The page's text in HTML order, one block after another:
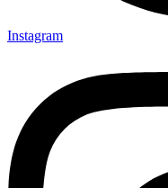
Instagram